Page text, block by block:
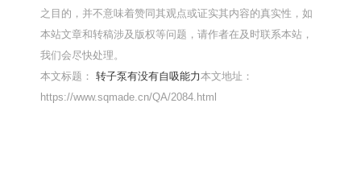
之目的，并不意味着赞同其观点或证实其内容的真实性，如
本站文章和转稿涉及版权等问题，请作者在及时联系本站，
我们会尽快处理。
本文标题：转子泵有没有自吸能力本文地址：
https://www.sqmade.cn/QA/2084.html